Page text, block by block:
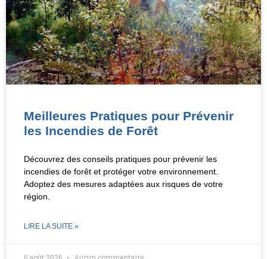
Meilleures Pratiques pour Prévenir
les Incendies de Forêt
Découvrez des conseils pratiques pour prévenir les
incendies de forêt et protéger votre environnement.
Adoptez des mesures adaptées aux risques de votre
région.
LIRE LA SUITE »
6 août 2026 Aucun commentaire